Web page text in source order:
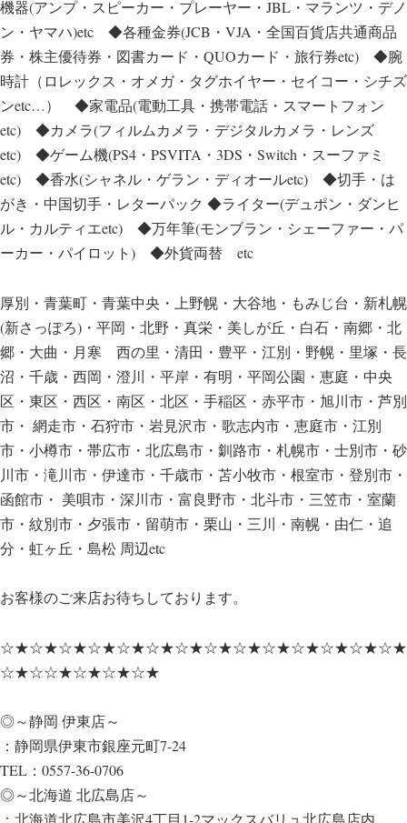
機器(アンプ・スピーカー・プレーヤー・JBL・マランツ・デノ
ン・ヤマハ)etc ◆各種金券(JCB・VJA・全国百貨店共通商品
券・株主優待券・図書カード・QUOカード・旅行券etc) ◆腕
時計（ロレックス・オメガ・タグホイヤー・セイコー・シチズ
ンetc…） ◆家電品(電動工具・携帯電話・スマートフォン
etc) ◆カメラ(フィルムカメラ・デジタルカメラ・レンズ
etc) ◆ゲーム機(PS4・PSVITA・3DS・Switch・スーファミ
etc) ◆香水(シャネル・ゲラン・ディオールetc) ◆切手・は
がき・中国切手・レターパック ◆ライター(デュポン・ダンヒ
ル・カルティエetc) ◆万年筆(モンブラン・シェーファー・パ
ーカー・パイロット) ◆外貨両替 etc
厚別・青葉町・青葉中央・上野幌・大谷地・もみじ台・新札幌
(新さっぽろ)・平岡・北野・真栄・美しが丘・白石・南郷・北
郷・大曲・月寒 西の里・清田・豊平・江別・野幌・里塚・長
沼・千歳・西岡・澄川・平岸・有明・平岡公園・恵庭・中央
区・東区・西区・南区・北区・手稲区・赤平市・旭川市・芦別
市・ 網走市・石狩市・岩見沢市・歌志内市・恵庭市・江別
市・小樽市・帯広市・北広島市・釧路市・札幌市・士別市・砂
川市・滝川市・伊達市・千歳市・苫小牧市・根室市・登別市・
函館市・ 美唄市・深川市・富良野市・北斗市・三笠市・室蘭
市・紋別市・夕張市・留萌市・栗山・三川・南幌・由仁・追
分・虹ヶ丘・島松 周辺etc
お客様のご来店お待ちしております。
☆★☆★☆★☆★☆★☆★☆★☆★☆★☆★☆★☆★☆★☆★
☆★☆☆★☆★☆★☆★
◎～静岡 伊東店～
：静岡県伊東市銀座元町7-24
TEL：0557-36-0706
◎～北海道 北広島店～
：北海道北広島市美沢4丁目1-2マックスバリュ北広島店内